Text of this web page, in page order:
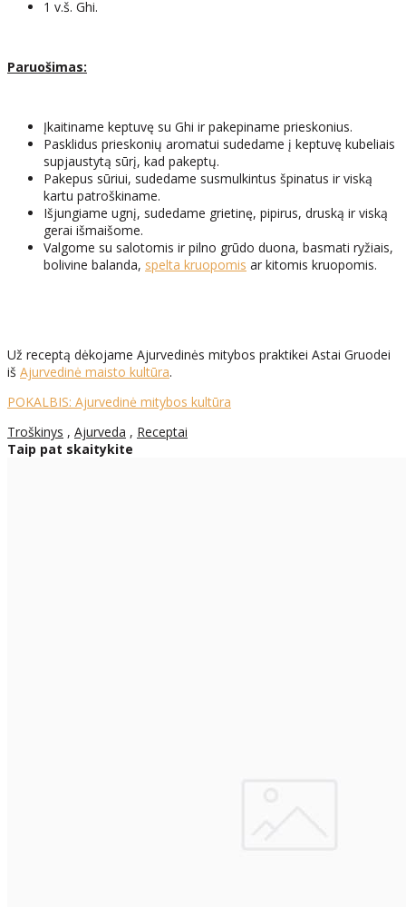
1 v.š. Ghi.
Paruošimas:
Įkaitiname keptuvę su Ghi ir pakepiname prieskonius.
Pasklidus prieskonių aromatui sudedame į keptuvę kubeliais
supjaustytą sūrį, kad pakeptų.
Pakepus sūriui, sudedame susmulkintus špinatus ir viską
kartu patroškiname.
Išjungiame ugnį, sudedame grietinę, pipirus, druską ir viską
gerai išmaišome.
Valgome su salotomis ir pilno grūdo duona, basmati ryžiais,
bolivine balanda, spelta kruopomis ar kitomis kruopomis.
Už receptą dėkojame Ajurvedinės mitybos praktikei Astai Gruodei
iš Ajurvedinė maisto kultūra.
POKALBIS: Ajurvedinė mitybos kultūra
Troškinys , Ajurveda , Receptai
Taip pat skaitykite